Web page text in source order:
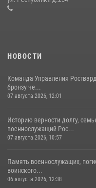
16 июля 2026, 10:42
НОВОСТИ
Команда Управления
бронзу че...
07 августа 2026, 12:01
Историю верности долгу,
военнослужащий Рос...
07 августа 2026, 10:57
Память военнослужащих,
воинского...
06 августа 2026, 12:38